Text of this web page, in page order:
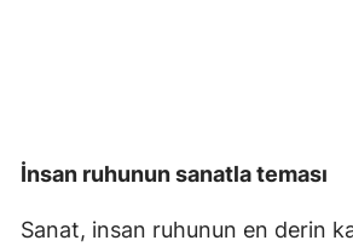
İnsan ruhunun sanatla teması
Sanat, insan ruhunun en derin